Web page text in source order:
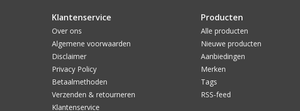
Klantenservice
Over ons
Algemene voorwaarden
Disclaimer
Privacy Policy
Betaalmethoden
Verzenden & retourneren
Klantenservice
Producten
Alle producten
Nieuwe producten
Aanbiedingen
Merken
Tags
RSS-feed